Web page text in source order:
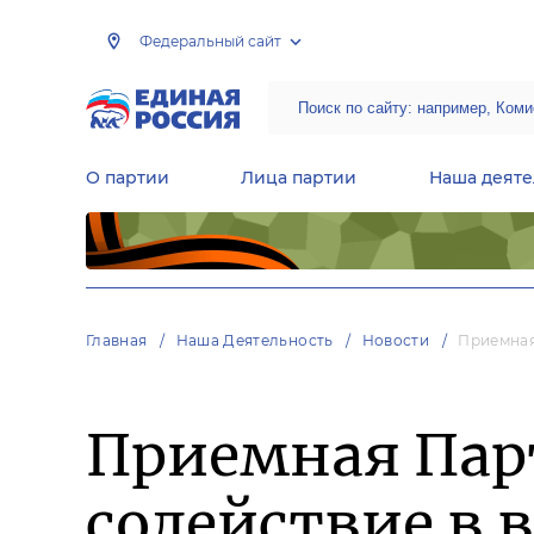
Федеральный сайт
О партии Лица партии Наша
Главная Наша Деятельность Новости
Приемная